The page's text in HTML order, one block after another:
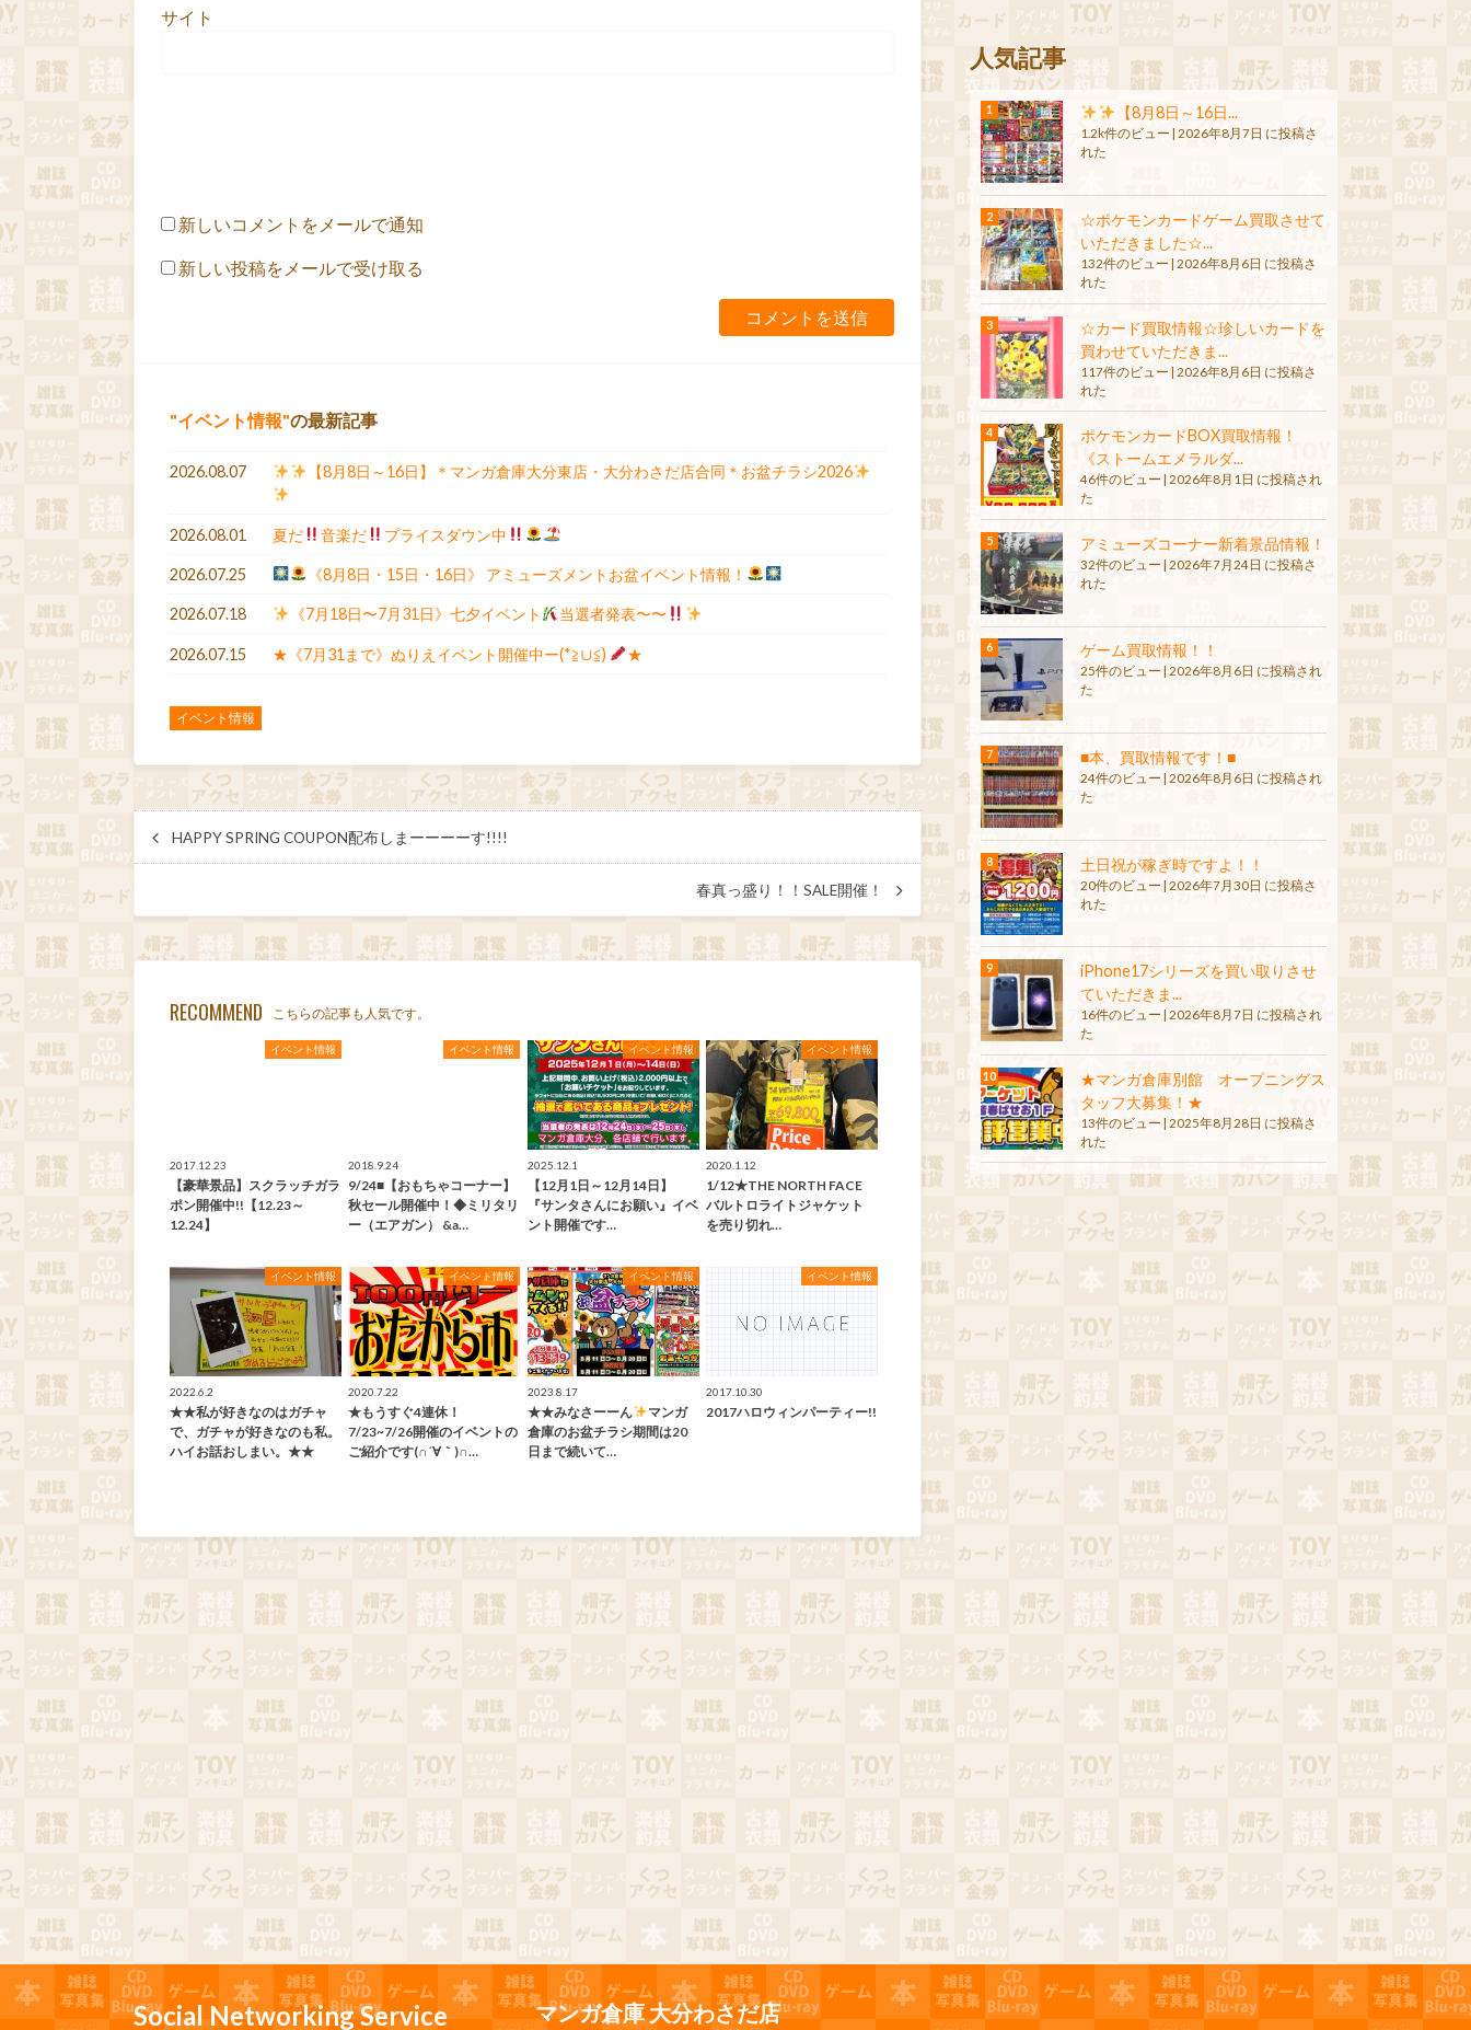
サイト
新しいコメントをメールで通知
新しい投稿をメールで受け取る
イベント情報 の最新記事
2026.08.07 【8月8日～16日】＊マンガ倉庫大分東店・大分わさだ店合同＊お盆チラシ2026
2026.08.01 夏だ 音楽だ プライスダウン中
2026.07.25 《8月8日・15日・16日》 アミューズメントお盆イベント情報！
2026.07.18 《7月18日〜7月31日》七夕イベント 当選者発表〜〜
2026.07.15 ★《7月31まで》ぬりえイベント開催中ー(*≧∪≦) ★
イベント情報
HAPPY SPRING COUPON配布しまーーーーす!!!!
春真っ盛り！！SALE開催！
RECOMMEND こちらの記事も人気です。
イベント情報
2017.12.23
【豪華景品】スクラッチガラ
ポン開催中!!【12.23～
12.24】
イベント情報
2018.9.24
9/24■【おもちゃコーナー】
秋セール開催中！◆ミリタリ
ー（エアガン） &a…
イベント情報
2025.12.1
【12月1日～12月14日】
『サンタさんにお願い』イベ
ント開催です…
イベント情報
2020.1.12
1/12★THE NORTH FACE
バルトロライトジャケット
を売り切れ…
イベント情報
2022.6.2
★★私が好きなのはガチャ
で、ガチャが好きなのも私。
ハイお話おしまい。★★
イベント情報
2020.7.22
★もうすぐ4連休！
7/23~7/26開催のイベントの
ご紹介です(∩´∀｀)∩…
イベント情報
2023.8.17
★★みなさーーん
マンガ
倉庫のお盆チラシ期間は20
日まで続いて…
イベント情報
2017.10.30
2017ハロウィンパーティー!!
人気記事
【8月8日～16日...
1.2k件のビュー
2026年8月7日 に投稿さ
れた
☆ポケモンカードゲーム買取させて
いただきました☆...
132件のビュー | 2026年8月6日 に投稿さ
れた
☆カード買取情報☆珍しいカードを
買わせていただきま...
117件のビュー | 2026年8月6日 に投稿さ
れた
ポケモンカードBOX買取情報！
《ストームエメラルダ...
46件のビュー
2026年8月1日 に投稿され
た
アミューズコーナー新着景品情報！
32件のビュー | 2026年7月24日 に投稿さ
れた
ゲーム買取情報！！
25件のビュー
2026年8月6日 に投稿され
た
■本、買取情報です！■
24件のビュー | 2026年8月6日 に投稿され
た
土日祝が稼ぎ時ですよ！！
20件のビュー | 2026年7月30日 に投稿さ
れた
iPhone17シリーズを買い取りさせ
ていただきま...
16件のビュー
2026年8月7日 に投稿され
た
★マンガ倉庫別館 オープニングス
タッフ大募集！★
13件のビュー | 2025年8月28日 に投稿さ
れた
Social Networking Service マンガ倉庫 大分わさだ店